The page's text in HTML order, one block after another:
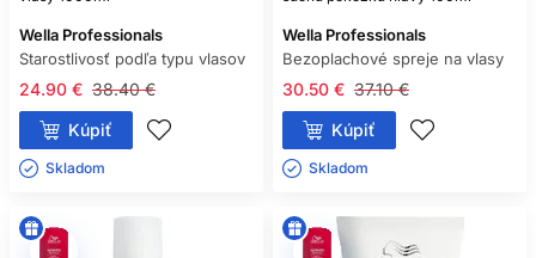
Wella Professionals
Starostlivosť podľa typu vlasov
38.40 €
24.90 €
Kúpiť
Skladom ㅤ
Wella Professionals
Bezoplachové spreje na vlasy
37.10 €
30.50 €
Kúpiť
Skladom ㅤ